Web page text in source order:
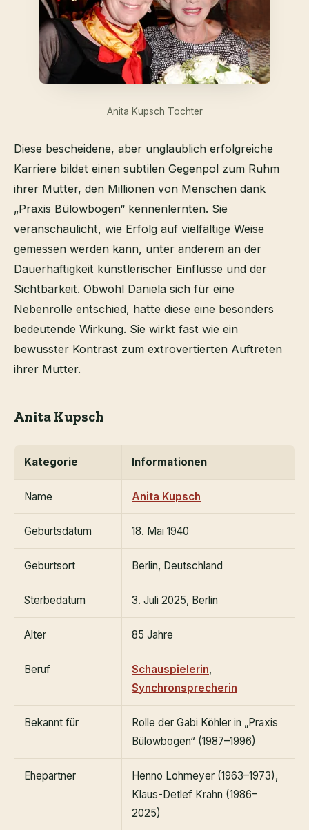
Anita Kupsch Tochter
Diese bescheidene, aber unglaublich erfolgreiche
Karriere bildet einen subtilen Gegenpol zum Ruhm
ihrer Mutter, den Millionen von Menschen dank
„Praxis Bülowbogen“ kennenlernten. Sie
veranschaulicht, wie Erfolg auf vielfältige Weise
gemessen werden kann, unter anderem an der
Dauerhaftigkeit künstlerischer Einflüsse und der
Sichtbarkeit. Obwohl Daniela sich für eine
Nebenrolle entschied, hatte diese eine besonders
bedeutende Wirkung. Sie wirkt fast wie ein
bewusster Kontrast zum extrovertierten Auftreten
ihrer Mutter.
Anita Kupsch
Kategorie Informationen
Name Anita Kupsch
Geburtsdatum 18. Mai 1940
Geburtsort Berlin, Deutschland
Sterbedatum 3. Juli 2025, Berlin
Alter 85 Jahre
Beruf Schauspielerin,
Synchronsprecherin
Bekannt für
Rolle der Gabi Köhler in „Praxis
Bülowbogen“ (1987–1996)
Ehepartner
Henno Lohmeyer (1963–1973),
Klaus-Detlef Krahn (1986–
2025)